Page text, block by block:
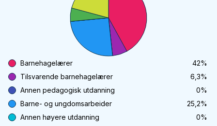
Barnehagelærer 42%
Tilsvarende barnehagelærer
6,3%
Annen pedagogisk utdanning
0%
Barne- og ungdomsarbeider
25,2%
Annen høyere utdanning
0%